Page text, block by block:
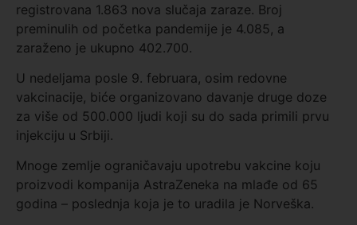
registrovana 1.863 nova slučaja zaraze. Broj
preminulih od početka pandemije je 4.085, a
zaraženo je ukupno 402.700‬.
U nedeljama posle 9. februara, osim redovne
vakcinacije, biće organizovano davanje druge doze
za više od 500.000 ljudi koji su do sada primili prvu
injekciju u Srbiji.
Mnoge zemlje ograničavaju upotrebu vakcine koju
proizvodi kompanija AstraZeneka na mlađe od 65
godina – poslednja koja je to uradila je Norveška.